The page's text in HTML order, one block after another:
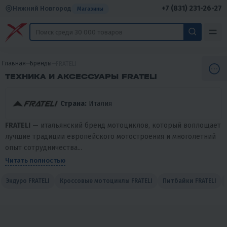
Нижний Новгород Магазины +7 (831) 231-26-27
Главная Бренды
ТЕХНИКА И АКСЕССУАРЫ FRATELI
Страна: Италия
FRATELI — итальянский бренд мотоциклов, который воплощает
лучшие традиции европейского мотостроения и многолетний
опыт сотрудничества...
Читать полностью
Эндуро FRATELI Кроссовые мотоциклы FRATELI Питбайки FRATELI